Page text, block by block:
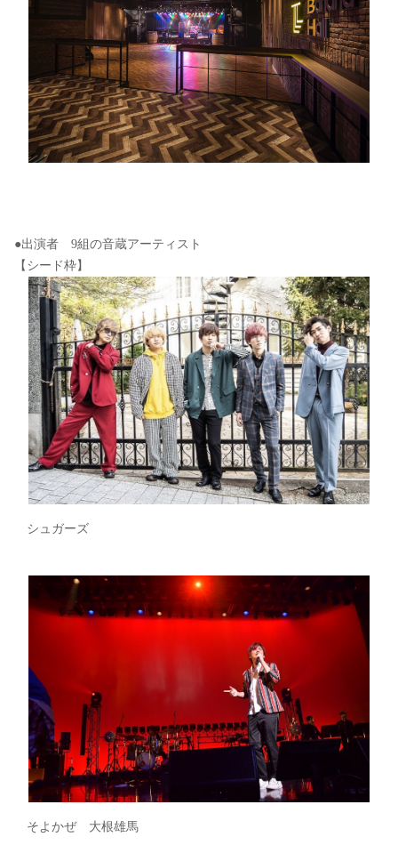
●出演者 9組の音蔵アーティスト
【シード枠】
シュガーズ
そよかぜ 大根雄馬